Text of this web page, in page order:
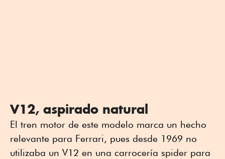
V12, aspirado natural
El tren motor de este modelo marca un hecho
relevante para Ferrari, pues desde 1969 no
utilizaba un V12 en una carrocería spider para